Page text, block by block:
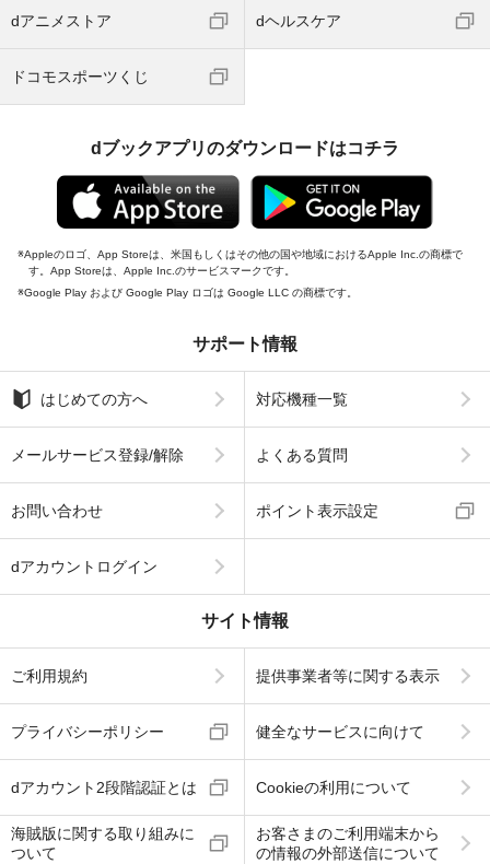
dアニメストア dヘルスケア
ドコモスポーツくじ
dブックアプリのダウンロードはコチラ
Appleのロゴ、App Storeは、米国もしくはその他の国や地域におけるApple Inc.の商標で
す。App Storeは、Apple Inc.のサービスマークです。
Google Play および Google Play ロゴは Google LLC の商標です。
サポート情報
はじめての方へ 対応機種一覧
メールサービス登録/解除 よくある質問
お問い合わせ ポイント表示設定
dアカウントログイン
サイト情報
ご利用規約 提供事業者等に関する表示
プライバシーポリシー 健全なサービスに向けて
dアカウント2段階認証とは Cookieの利用について
海賊版に関する取り組みに
ついて
お客さまのご利用端末から
の情報の外部送信について